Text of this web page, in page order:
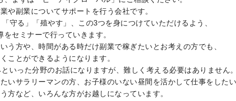
や副業についてサポートを行う会社です。
守る」「殖やす」、この3つを身につけていただけるよう、
をセミナーで行っていきます。
う方や、時間がある時だけ副業で稼ぎたいとお考えの方でも、
ことができるようになります。
いった分野のお話になりますが、難しく考える必要はありません。
サラリーマンの方、お子様のいない昼間を活かして仕事をしたい
方など、いろんな方がお越しになっています。